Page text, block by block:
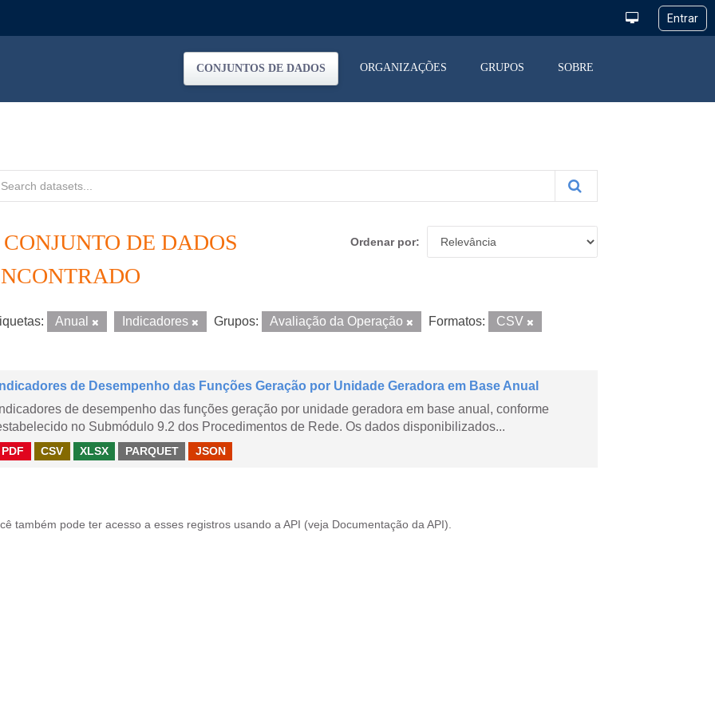
CONJUNTOS DE DADOS ORGANIZAÇÕES GRUPOS SOBRE
Ordenar por
CONJUNTO DE DADOS
Anual Indicadores Grupos: Avaliação da Operação Formatos: CSV
Indicadores de Desempenho das Funções Geração por Unidade Geradora em Base Anual
Indicadores de desempenho das funções geração por unidade geradora em base anual, conforme
no Submódulo 9.2 dos Procedimentos de Rede. Os dados disponibilizados...
PDF CSV XLSX PARQUET JSON
também pode ter acesso a esses registros usando a API (veja Documentação da API ).